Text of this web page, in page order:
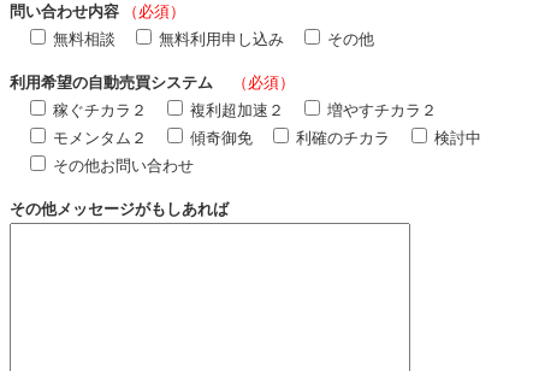
問い合わせ内容
（必須）
無料相談
無料利用申し込み その他
利用希望の自動売買システム
（必須）
稼ぐチカラ２
複利超加速２
増やすチカラ２
モメンタム２
傾奇御免 利確のチカラ
検討中
その他お問い合わせ
その他メッセージがもしあれば